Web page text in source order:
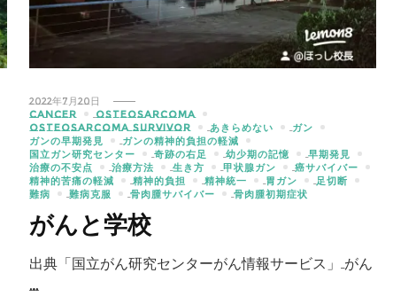
2022年7月20日
CANCER
OSTEOSARCOMA
OSTEOSARCOMA SURVIVOR
あきらめない
ガン
ガンの早期発見
ガンの精神的負担の軽減
国立ガン研究センター
奇跡の右足 幼少期の記憶
早期発見
治療の不安点
治療方法 生き方 甲状腺ガン
癌サバイバー
精神的苦痛の軽減
精神的負担 精神統一 胃ガン
足切断
難病
難病克服 骨肉腫サバイバー 骨肉腫初期症状
がんと学校
出典「国立がん研究センターがん情報サービス」 がん
…